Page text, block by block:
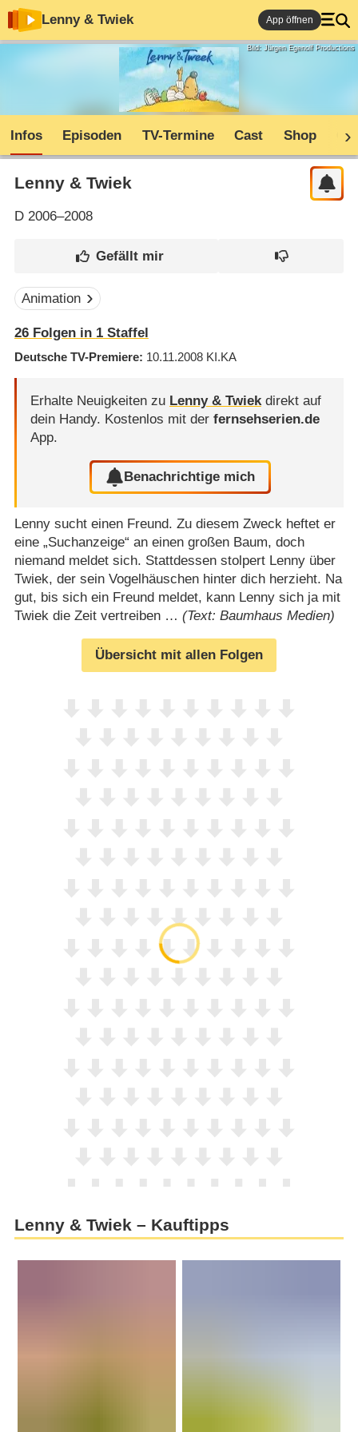
Lenny & Twiek App öffnen
Bild: Jürgen Egenolf Productions
Infos Episoden TV-Termine Cast Shop
Lenny & Twiek
D2006–2008
Animation
26Folgen in 1Staffel
Deutsche TV-Premiere 10.11.2008 KI.KA
Erhalte Neuigkeiten zu Lenny & Twiekdirekt auf
dein Handy. Kostenlos mit der fernsehserien.de
App.
Benachrichtige mich
Lenny sucht einen Freund. Zu diesem Zweck heftet er
eine „Suchanzeige“ an einen großen Baum, doch
niemand meldet sich. Stattdessen stolpert Lenny über
Twiek, der sein Vogelhäuschen hinter dich herzieht. Na
gut, bis sich ein Freund meldet, kann Lenny sich ja mit
Twiek die Zeit vertreiben … (Text: Baumhaus Medien)
Übersicht mit allen Folgen
Lenny & Twiek – Kauftipps